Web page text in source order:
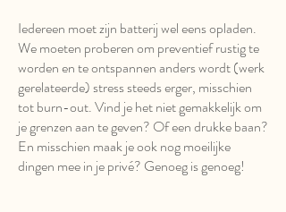
Iedereen moet zijn batterij wel eens opladen.
We moeten proberen om preventief rustig te
worden en te ontspannen anders wordt (werk
gerelateerde) stress steeds erger, misschien
tot burn-out. Vind je het niet gemakkelijk om
je grenzen aan te geven? Of een drukke baan?
En misschien maak je ook nog moeilijke
dingen mee in je privé? Genoeg is genoeg!